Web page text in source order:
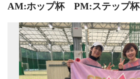
AM:ホップ杯 PM:ステップ杯